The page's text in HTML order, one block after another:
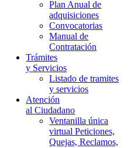
Plan Anual de
adquisiciones
Convocatorias
Manual de
Contratación
Trámites
y Servicios
Listado de tramites
y servicios
Atención
al Ciudadano
Ventanilla única
virtual Peticiones,
Quejas, Reclamos,